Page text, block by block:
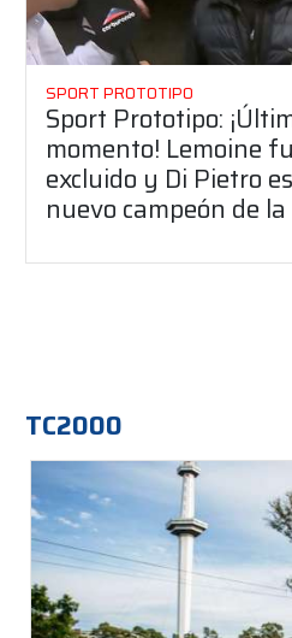
SPORT PROTOTIPO
Sport Prototipo:
momento! Lemoine
excluido y Di Pietro
nuevo campeón de la
TC2000